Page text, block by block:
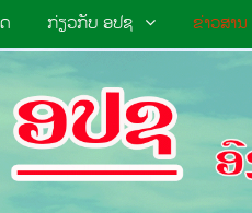
ກ່ຽວກັບ ອປຊ ຂ່າວສານ